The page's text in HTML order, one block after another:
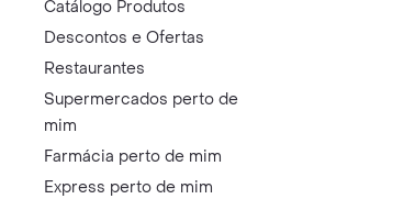
Catálogo Produtos
Descontos e Ofertas
Restaurantes
Supermercados perto de
mim
Farmácia perto de mim
Express perto de mim